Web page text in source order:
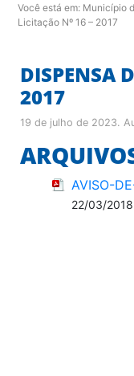
Você está em: Município
Licitação Nº 16 – 2017
DISPENSA
2017
19 de julho de 2023.
AVISO-
22/03/2018